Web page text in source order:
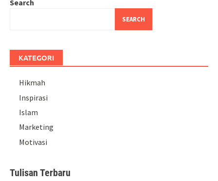
Search
SEARCH
KATEGORI
Hikmah
Inspirasi
Islam
Marketing
Motivasi
Tulisan Terbaru